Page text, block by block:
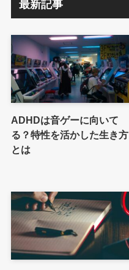
最新記事
ADHDは音ゲーに向いて
る？特性を活かした生き方
とは